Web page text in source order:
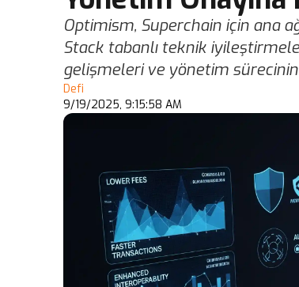
Optimism, Superchain için ana
Stack tabanlı teknik
gelişmeleri ve yönetim
Defi
9/19/2025, 9:15:58 AM